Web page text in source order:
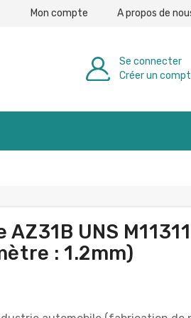
Mon compte A propos de
Se connecter
Créer un
UNS
: 1.2mm)